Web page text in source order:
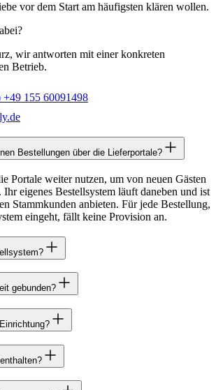
vor dem Start am häufigsten klären wollen.
wir antworten mit einer konkreten
Betrieb.
+49 155 60091498
Bestellungen über die Lieferportale?
Portale weiter nutzen, um von neuen Gästen
eigenes Bestellsystem läuft daneben und ist
Stammkunden anbieten. Für jede Bestellung,
eingeht, fällt keine Provision an.
gebunden?